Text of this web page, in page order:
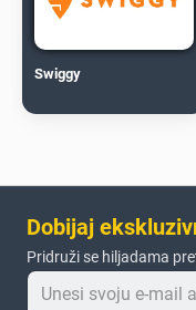
Swiggy
Dobijaj
Pridruži se hiljadama